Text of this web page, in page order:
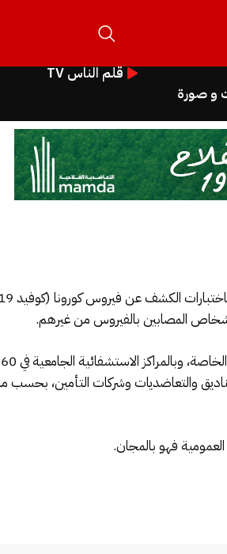
و صورة
قلم الناس TV
المصابين بالفيروس من غيرهم.
طرف الصناديق والتعاضديات وشركات التأمين،